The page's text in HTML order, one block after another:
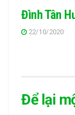
Đình Tân
22/10/2020
Để lại